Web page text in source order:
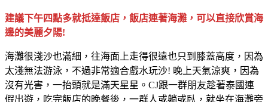
建議下午四點多就抵達飯店，飯店連著海灘，可以直接欣賞海
邊的美麗夕陽!
海灘很淺沙也滿細，往海面上走得很遠也只到膝蓋高度，因為
太淺無法游泳，不過非常適合戲水玩沙! 晚上天氣涼爽，因為
沒有光害，一抬頭就是滿天星星。CJ跟一群朋友趁著泰國連
假出遊，吃完飯店的晚餐後，一群人或躺或臥，就坐在海灘旁